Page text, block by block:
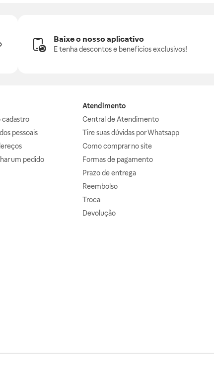
Baixe o nosso aplicativo
E tenha descontos e benefícios exclusivos!
cadastro
pessoais
um pedido
Atendimento
Central de Atendimento
Tire suas dúvidas por Whatsapp
Como comprar no site
Formas de pagamento
Prazo de entrega
Reembolso
Troca
Devolução